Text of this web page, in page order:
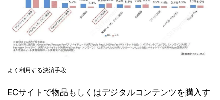
よく利用する決済手段
ECサイトで物品もしくはデジタルコンテンツを購入す